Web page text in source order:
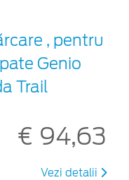
, pentru
Genio
Trail
€ 94,63
Vezi detalii